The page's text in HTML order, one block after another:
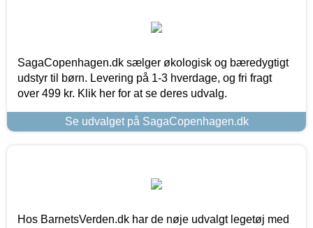
SagaCopenhagen.dk sælger økologisk og bæredygtigt
udstyr til børn. Levering på 1-3 hverdage, og fri fragt
over 499 kr. Klik her for at se deres udvalg.
Se udvalget på SagaCopenhagen.dk
Hos BarnetsVerden.dk har de nøje udvalgt legetøj med